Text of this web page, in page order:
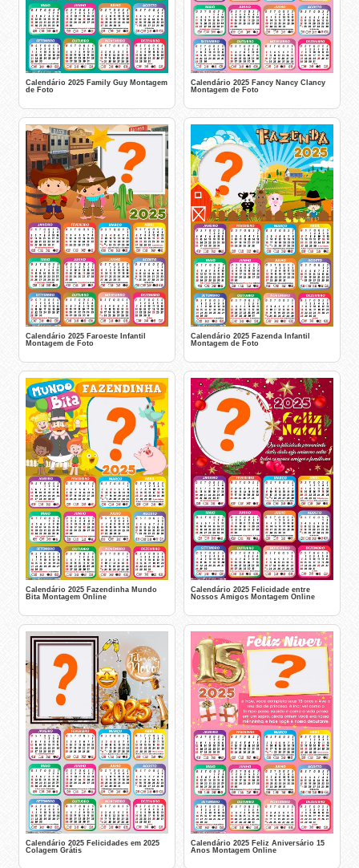
Calendário 2025 Family Guy Montagem
de Foto
Calendário 2025 Fancy Nancy Clancy
Montagem de Foto
Calendário 2025 Faroeste Infantil
Montagem de Foto
Calendário 2025 Fazenda Infantil
Montagem de Foto
Calendário 2025 Fazendinha Mundo
Bita Montagem Online
Calendário 2025 Felicidade entre
Nossos Amigos Montagem Online
Calendário 2025 Felicidades em 2025
Colagem Grátis
Calendário 2025 Feliz Aniversário 15
Anos Montagem Online